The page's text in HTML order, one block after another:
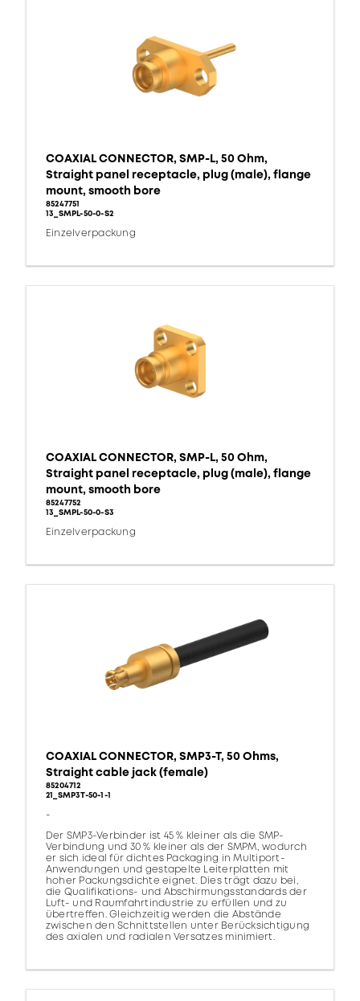
COAXIAL CONNECTOR, SMP-L, 50 Ohm,
Straight panel receptacle, plug (male), flange
mount, smooth bore
85247751
13_SMPL-50-0-S2
Einzelverpackung
COAXIAL CONNECTOR, SMP-L, 50 Ohm,
Straight panel receptacle, plug (male), flange
mount, smooth bore
85247752
13_SMPL-50-0-S3
Einzelverpackung
COAXIAL CONNECTOR, SMP3-T, 50 Ohms,
Straight cable jack (female)
85204712
21_SMP3T-50-1-1
-
Der SMP3-Verbinder ist 45 % kleiner als die SMP-
Verbindung und 30 % kleiner als der SMPM, wodurch
er sich ideal für dichtes Packaging in Multiport-
Anwendungen und gestapelte Leiterplatten mit
hoher Packungsdichte eignet. Dies trägt dazu bei,
die Qualifikations- und Abschirmungsstandards der
Luft- und Raumfahrtindustrie zu erfüllen und zu
übertreffen. Gleichzeitig werden die Abstände
zwischen den Schnittstellen unter Berücksichtigung
des axialen und radialen Versatzes minimiert.